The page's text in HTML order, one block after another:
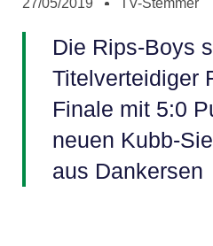
27/05/2019 TV-Stemmer
Die Rips-Boys
Titelverteidiger
Finale mit 5:0
neuen Kubb-
aus Dankersen